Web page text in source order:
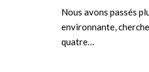
Nous avons passés
environnante,
quatre…